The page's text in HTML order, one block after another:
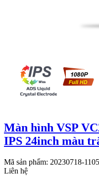
Màn hình VSP
IPS 24inch màu
Mã sản phẩm: 20230718-1105
Liên hệ